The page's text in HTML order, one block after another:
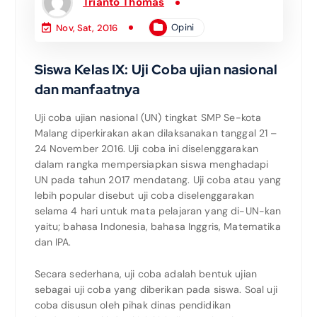
Nov, Sat, 2016 Opini
Siswa Kelas IX: Uji Coba ujian nasional
dan manfaatnya
Uji coba ujian nasional (UN) tingkat SMP Se-kota
Malang diperkirakan akan dilaksanakan tanggal 21 –
24 November 2016. Uji coba ini diselenggarakan
dalam rangka mempersiapkan siswa menghadapi
UN pada tahun 2017 mendatang. Uji coba atau yang
lebih popular disebut uji coba diselenggarakan
selama 4 hari untuk mata pelajaran yang di-UN-kan
yaitu; bahasa Indonesia, bahasa Inggris, Matematika
dan IPA.
Secara sederhana, uji coba adalah bentuk ujian
sebagai uji coba yang diberikan pada siswa. Soal uji
coba disusun oleh pihak dinas pendidikan